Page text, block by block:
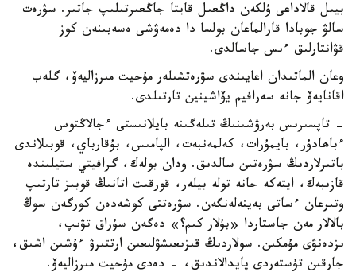
بيىل قالاداعى ۇلكەن داڭعىل قايتا جاڭعىرتىلىپ جاتىر. سۋرەت
سالۋ جوبادا قارالماعان بولسا دا دەمەۋشى ەسەبىنەن كوز
قۋانتارلىق ءىس جاسالدى.
وعان الماتىدان اعايىندى سۋرەتشىلەر مۇحيت مىرزاليەۆ، گلەب
اقانايەۆ جانە سەرافيم يۆاشينين تارتىلدى.
- تاپسىرىس بەرۋشىنىڭ تىلەگىنە بايلانىستى ءجالاڭتوس
ءباھادۇر، بايمۇرات، كەلمەنبەت، الپامىس، بۇقارباي، قوبىلاندى
باتىرلاردىڭ سۋرەتىن سالدىق. ودان بولەك، گرافيتي ستيلىندە
قازىبەك، ايتەكە جانە تولە بيلەر، قورقىت اتانىڭ قوبىز تارتىپ
وتىرعان ءساتى بەينەلەنگەن. سۋرەتتى كوشەدەن كورگەن سوڭ
بالالار مەن جاستاردا «بۇلار كىم؟» دەگەن سۇراق تۋىپ،
ىزدەنۋى مۇمكىن. سولاردىڭ قىزىعىشۋلىعىن ارتتىرۋ ءۇشىن اشىق،
جارقىن تۇستەردى پايدالاندىق، - دەدى مۇحيت مىرزاليەۆ.